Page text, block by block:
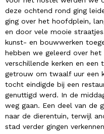
deze ochtend rond ging
ging over het hoofdplein,
en door vele mooie
kunst- en bouwwerken
hebben we geleerd over
verschillende kerken en
getrouw om twaalf uur een
tocht eindigde bij een
genuttigd werd. In de
weg gaan. Een deel van de
naar de dierentuin, terwijl
stad verder gingen